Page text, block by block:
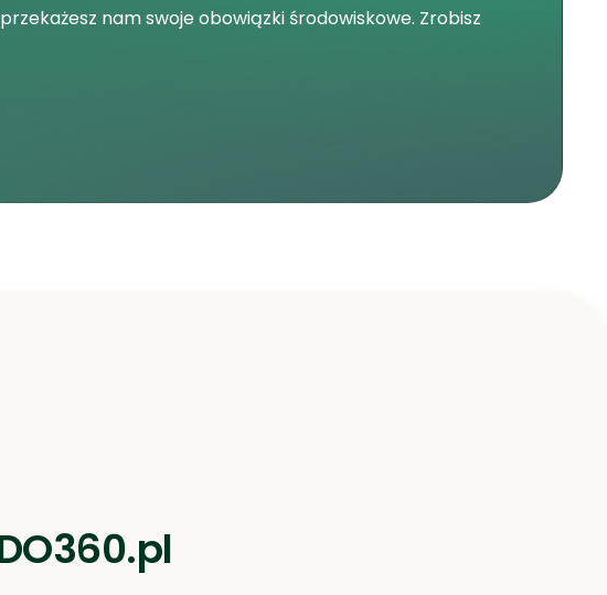
nam swoje obowiązki środowiskowe. Zrobisz